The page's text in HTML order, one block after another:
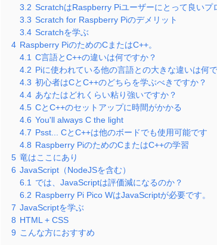
3.2 ScratchはRaspberry Piユーザーにとって良いプ
3.3 Scratch for Raspberry Piのデメリット
3.4 Scratchを学ぶ
4 Raspberry PiのためのCまたはC++。
4.1
C言語とC++の違いは何ですか？
4.2 Piに使われている他の言語との大きな違いは何
4.3 初心者はCとC++のどちらを学ぶべきですか？
4.4 あなたはどれくらい粘り強いですか？
4.5 CとC++のセットアップに時間がかかる
4.6 You'll always C the light
4.7 Psst... CとC++は他のボードでも使用可能です
4.8 Raspberry PiのためのCまたはC++の学習
5 竜はここにあり
6 JavaScript（NodeJSを含む）
6.1
では、JavaScriptは評価減になるのか？
6.2 Raspberry Pi Pico WはJavaScriptが必要です。
7 JavaScriptを学ぶ
8 HTML + CSS
9 こんな方におすすめ